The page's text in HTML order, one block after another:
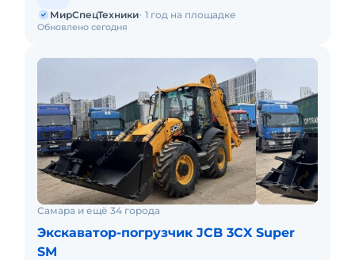
Обновлено сегодня
МирСпецТехники 1 год на площадке
Самара и ещё 34 города
Экскаватор-погрузчик JCB 3CX Super
SM